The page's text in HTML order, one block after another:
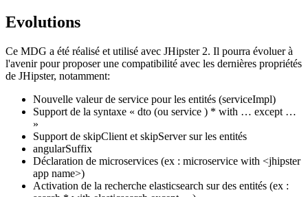
Evolutions
Ce MDG a été réalisé et utilisé avec JHipster 2. Il pourra évoluer à
l'avenir pour proposer une compatibilité avec les dernières propriétés
de JHipster, notamment:
Nouvelle valeur de service pour les entités (serviceImpl)
Support de la syntaxe « dto (ou service ) * with … except …
»
Support de skipClient et skipServer sur les entités
angularSuffix
Déclaration de microservices (ex : microservice with <jhipster
app name>)
Activation de la recherche elasticsearch sur des entités (ex :